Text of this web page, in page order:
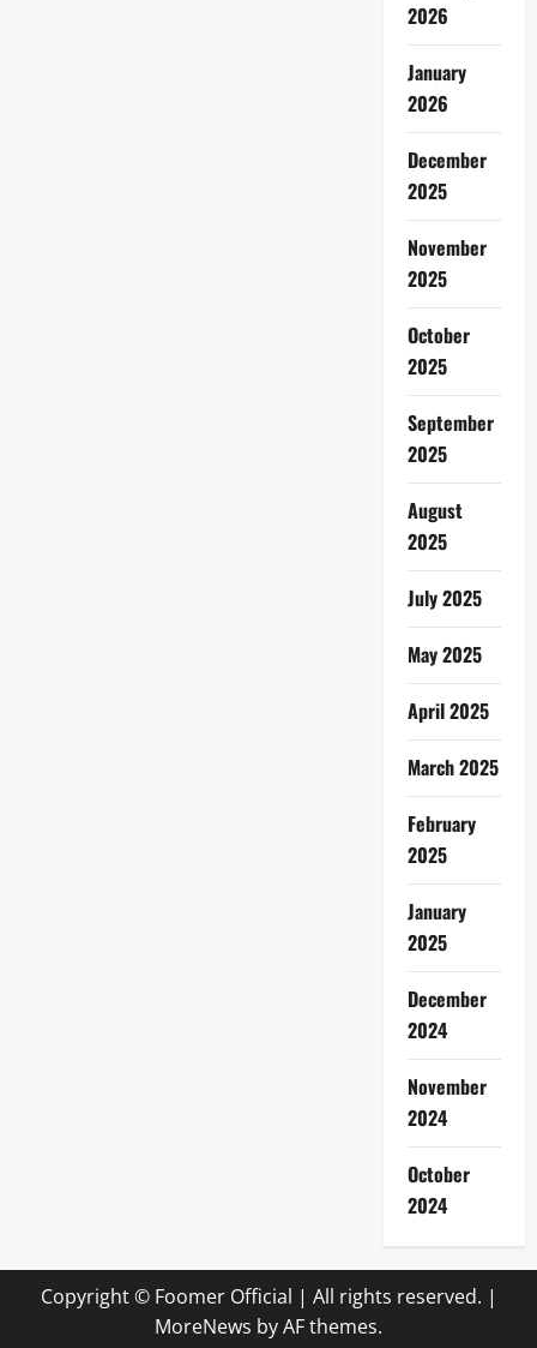
2026
January
2026
December
2025
November
2025
October
2025
September
2025
August
2025
July 2025
May 2025
April 2025
March 2025
February
2025
January
2025
December
2024
November
2024
October
2024
Copyright © Foomer Official | All rights reserved. |
MoreNews by AF themes.